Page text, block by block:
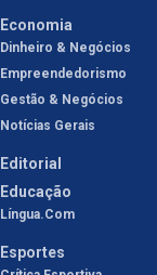
Economia
Dinheiro & Negócios
Empreendedorismo
Gestão & Negócios
Notícias Gerais
Editorial
Educação
Língua.com
Esportes